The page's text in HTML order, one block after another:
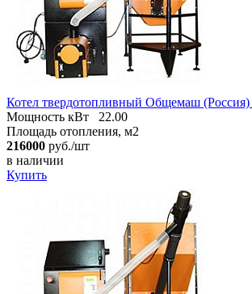
Котел твердотопливный Общемаш
Мощность кВт
22.00
Площадь отопления, м2
216000 руб./шт
в наличии
Купить